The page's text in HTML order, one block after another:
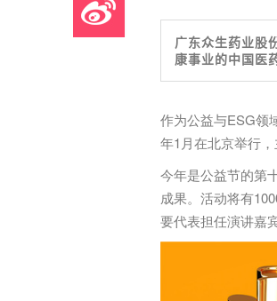
广东众生药业股
康事业的中国医
作为公益与ESG领
年1月在北京举行，
今年是公益节的第
成果。活动将有
要代表担任演讲嘉